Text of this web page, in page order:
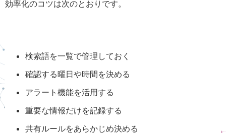
効率化のコツは次のとおりです。
検索語を一覧で管理しておく
確認する曜日や時間を決める
アラート機能を活用する
重要な情報だけを記録する
共有ルールをあらかじめ決める